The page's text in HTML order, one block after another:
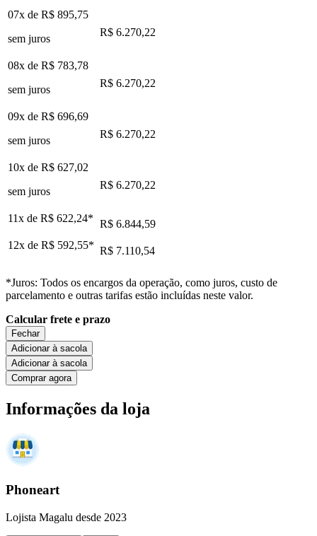
07x de R$ 895,75
sem juros
R$ 6.270,22
08x de R$ 783,78
sem juros
R$ 6.270,22
09x de R$ 696,69
sem juros
R$ 6.270,22
10x de R$ 627,02
sem juros
R$ 6.270,22
11x de R$ 622,24* R$ 6.844,59
12x de R$ 592,55* R$ 7.110,54
*Juros: Todos os encargos da operação, como juros, custo de
parcelamento e outras tarifas estão incluídas neste valor.
Calcular frete e prazo
Fechar
Adicionar à sacola
Adicionar à sacola
Comprar agora
Informações da loja
Phoneart
Lojista Magalu desde 2023